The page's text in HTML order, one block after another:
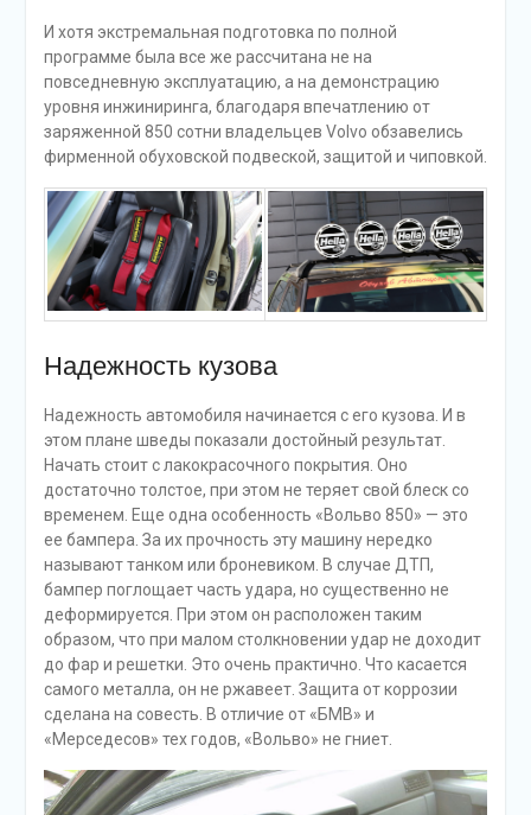
И хотя экстремальная подготовка по полной
программе была все же рассчитана не на
повседневную эксплуатацию, а на демонстрацию
уровня инжиниринга, благодаря впечатлению от
заряженной 850 сотни владельцев Volvo обзавелись
фирменной обуховской подвеской, защитой и чиповкой.
Надежность кузова
Надежность автомобиля начинается с его кузова. И в
этом плане шведы показали достойный результат.
Начать стоит с лакокрасочного покрытия. Оно
достаточно толстое, при этом не теряет свой блеск со
временем. Еще одна особенность «Вольво 850» — это
ее бампера. За их прочность эту машину нередко
называют танком или броневиком. В случае ДТП,
бампер поглощает часть удара, но существенно не
деформируется. При этом он расположен таким
образом, что при малом столкновении удар не доходит
до фар и решетки. Это очень практично. Что касается
самого металла, он не ржавеет. Защита от коррозии
сделана на совесть. В отличие от «БМВ» и
«Мерседесов» тех годов, «Вольво» не гниет.